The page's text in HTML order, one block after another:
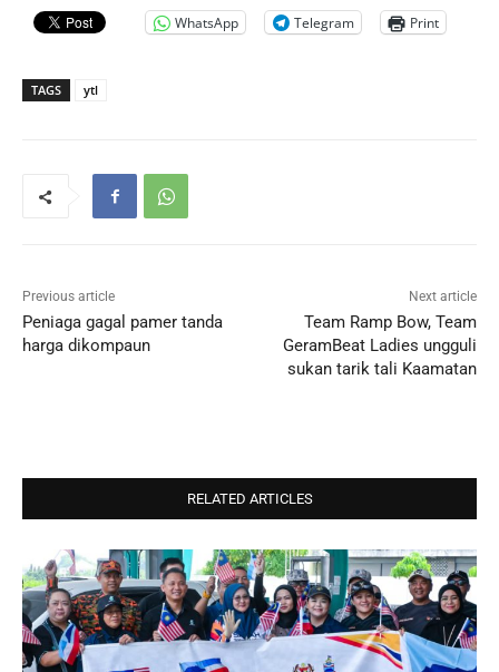
WhatsApp Telegram Print
TAGS ytl
Previous article
Peniaga gagal pamer tanda
harga dikompaun
Next article
Team Ramp Bow, Team
GeramBeat Ladies ungguli
sukan tarik tali Kaamatan
RELATED ARTICLES